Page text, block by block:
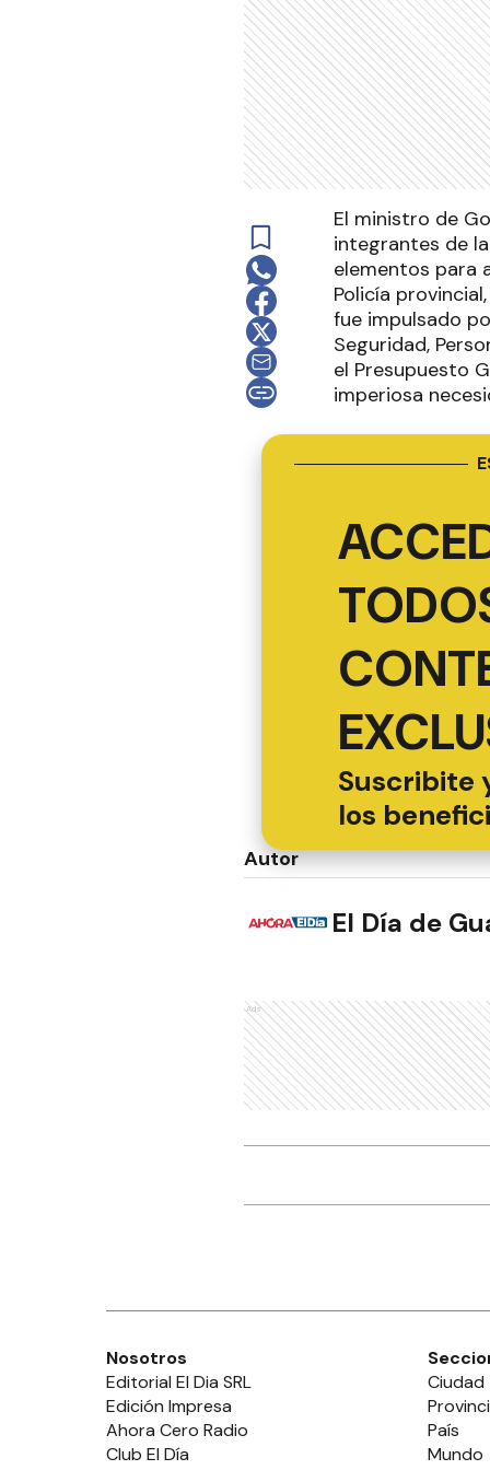
El ministro de
integrantes de
elementos para
Policía
fue impulsado
Seguridad,
el Presupuesto
imperiosa
Suscribite
los
Autor
El Día de
Ads
Nosotros
Editorial El Dia SRL
Edición Impresa
Ahora Cero Radio
Club El Día
Ciudad
País
Mundo